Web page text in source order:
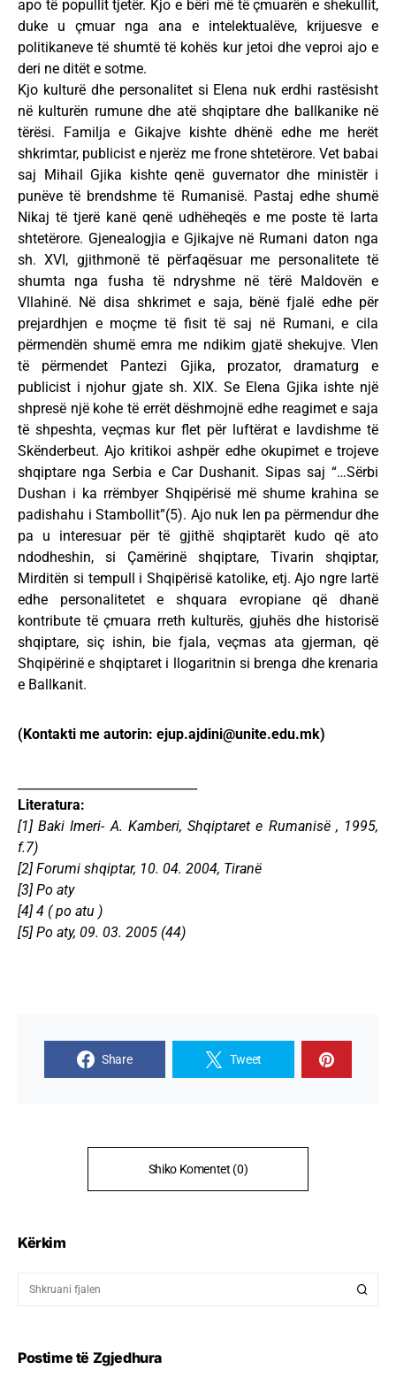
apo të popullit tjetër. Kjo e bëri më të çmuarën e shekullit,
duke u çmuar nga ana e intelektualëve, krijuesve e
politikaneve të shumtë të kohës kur jetoi dhe veproi ajo e
deri ne ditët e sotme.
Kjo kulturë dhe personalitet si Elena nuk erdhi rastësisht
në kulturën rumune dhe atë shqiptare dhe ballkanike në
tërësi. Familja e Gikajve kishte dhënë edhe me herët
shkrimtar, publicist e njerëz me frone shtetërore. Vet babai
saj Mihail Gjika kishte qenë guvernator dhe ministër i
punëve të brendshme të Rumanisë. Pastaj edhe shumë
Nikaj të tjerë kanë qenë udhëheqës e me poste të larta
shtetërore. Gjenealogjia e Gjikajve në Rumani daton nga
sh. XVI, gjithmonë të përfaqësuar me personalitete të
shumta nga fusha të ndryshme në tërë Maldovën e
Vllahinë. Në disa shkrimet e saja, bënë fjalë edhe për
prejardhjen e moçme të fisit të saj në Rumani, e cila
përmendën shumë emra me ndikim gjatë shekujve. Vlen
të përmendet Pantezi Gjika, prozator, dramaturg e
publicist i njohur gjate sh. XIX. Se Elena Gjika ishte një
shpresë një kohe të errët dëshmojnë edhe reagimet e saja
të shpeshta, veçmas kur flet për luftërat e lavdishme të
Skënderbeut. Ajo kritikoi ashpër edhe okupimet e trojeve
shqiptare nga Serbia e Car Dushanit. Sipas saj “…Sërbi
Dushan i ka rrëmbyer Shqipërisë më shume krahina se
padishahu i Stambollit”(5). Ajo nuk len pa përmendur dhe
pa u interesuar për të gjithë shqiptarët kudo që ato
ndodheshin, si Çamërinë shqiptare, Tivarin shqiptar,
Mirditën si tempull i Shqipërisë katolike, etj. Ajo ngre lartë
edhe personalitetet e shquara evropiane që dhanë
kontribute të çmuara rreth kulturës, gjuhës dhe historisë
shqiptare, siç ishin, bie fjala, veçmas ata gjerman, që
Shqipërinë e shqiptaret i llogaritnin si brenga dhe krenaria
e Ballkanit.
(Kontakti me autorin: ejup.ajdini@unite.edu.mk)
Literatura:
[1] Baki Imeri- A. Kamberi, Shqiptaret e Rumanisë , 1995,
f.7)
[2] Forumi shqiptar, 10. 04. 2004, Tiranë
[3] Po aty
[4] 4 ( po atu )
[5] Po aty, 09. 03. 2005 (44)
Share Tweet
Shiko Komentet (0)
Kërkim
Postime të Zgjedhura